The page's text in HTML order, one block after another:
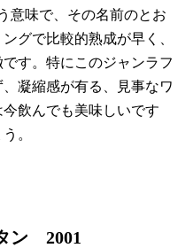
意味で、その名前のとお
グで比較的熟成が早く、
す。特にこのジャンラフ
凝縮感が有る、見事なワ
飲んでも美味しいです
。
ン 2001